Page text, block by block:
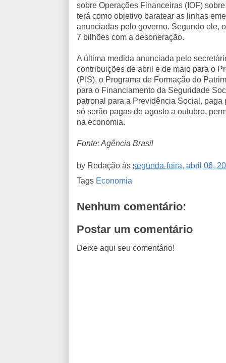
sobre Operações Financeiras (IOF)
terá como objetivo baratear as linhas
anunciadas pelo governo. Segundo ele,
7 bilhões com a desoneração.
A última medida anunciada pelo
contribuições de abril e de maio para o
(PIS), o Programa de Formação do
para o Financiamento da Seguridade
patronal para a Previdência Social,
só serão pagas de agosto a outubro,
na economia.
Fonte: Agência Brasil
by Redação às segunda-feira, abril 06,
Tags Economia
Nenhum comentário:
Postar um comentário
Deixe aqui seu comentário!